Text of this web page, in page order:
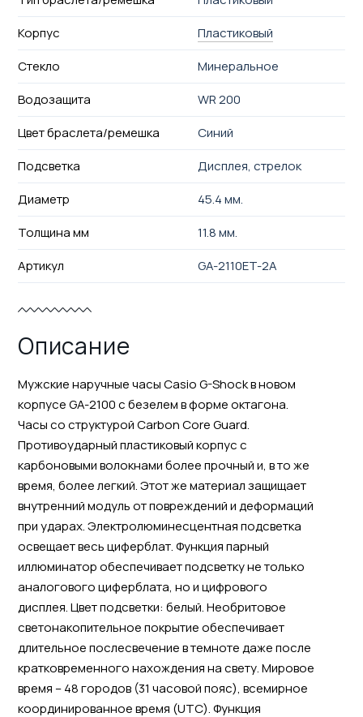
Корпус
Пластиковый
Стекло
Минеральное
Водозащита
WR 200
Цвет браслета/ремешка
Синий
Подсветка
Дисплея, стрелок
Диаметр
45.4 мм.
Толщина мм
11.8 мм.
Артикул
GA-2110ET-2A
Описание
Мужские наручные часы Casio G-Shock в новом
корпусе GA-2100 с безелем в форме октагона.
Часы со структурой Carbon Core Guard.
Противоударный пластиковый корпус с
карбоновыми волокнами более прочный и, в то же
время, более легкий. Этот же материал защищает
внутренний модуль от повреждений и деформаций
при ударах. Электролюминесцентная подсветка
освещает весь циферблат. Функция парный
иллюминатор обеспечивает подсветку не только
аналогового циферблата, но и цифрового
дисплея. Цвет подсветки: белый. Необритовое
светонакопительное покрытие обеспечивает
длительное послесвечение в темноте даже после
кратковременного нахождения на свету. Мировое
время – 48 городов (31 часовой пояс), всемирное
координированное время (UTC). Функция